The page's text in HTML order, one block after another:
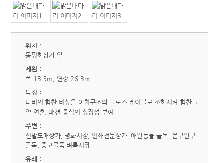
위치 :
동평화상가 앞
제원 :
폭 13.5m, 연장 26.3m
특징 :
나비의 힘찬 비상을 아치구조와 크로스 케이블로 조화시켜 힘찬 도
약 연출, 패션 중심의 상징성 부여
주변 :
신발도매상가, 평화시장, 인쇄전문상가, 애완동물 골목, 문구완구
골목, 중고물품 벼룩시장
유래 :